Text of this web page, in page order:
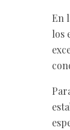
En
los